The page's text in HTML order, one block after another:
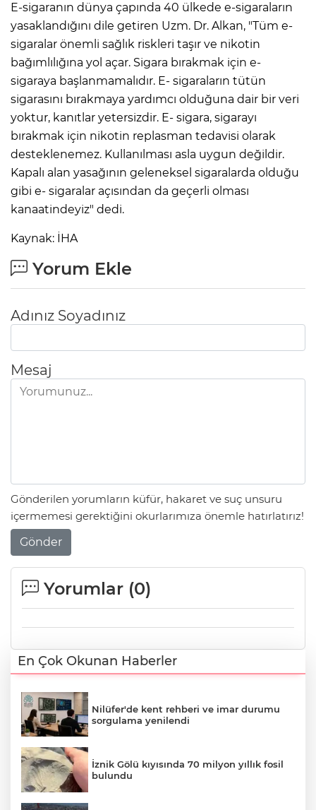
E-sigaranın dünya çapında 40 ülkede e-sigaraların
yasaklandığını dile getiren Uzm. Dr. Alkan, "Tüm e-
sigaralar önemli sağlık riskleri taşır ve nikotin
bağımlılığına yol açar. Sigara bırakmak için e-
sigaraya başlanmamalıdır. E- sigaraların tütün
sigarasını bırakmaya yardımcı olduğuna dair bir veri
yoktur, kanıtlar yetersizdir. E- sigara, sigarayı
bırakmak için nikotin replasman tedavisi olarak
desteklenemez. Kullanılması asla uygun değildir.
Kapalı alan yasağının geleneksel sigaralarda olduğu
gibi e- sigaralar açısından da geçerli olması
kanaatindeyiz" dedi.
Kaynak: İHA
Yorum Ekle
Adınız Soyadınız
Mesaj
Gönderilen yorumların küfür, hakaret ve suç unsuru
içermemesi gerektiğini okurlarımıza önemle hatırlatırız!
Gönder
Yorumlar (0)
En Çok Okunan Haberler
Nilüfer'de kent rehberi ve imar durumu
sorgulama yenilendi
İznik Gölü kıyısında 70 milyon yıllık fosil
bulundu